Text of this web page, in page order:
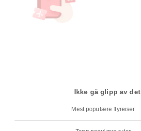
Ikke gå glipp av
Mest populære flyreiser